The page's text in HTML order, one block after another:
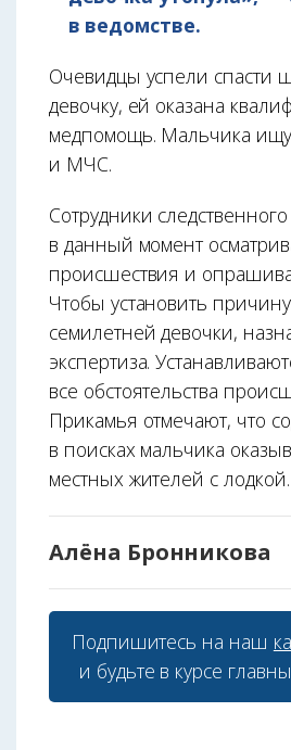
в ведомстве.
Очевидцы успели спасти
девочку, ей оказана
медпомощь. Мальчика
и МЧС.
Сотрудники
в данный момент
происшествия и
Чтобы установить
семилетней девочки,
экспертиза.
все обстоятельства
Прикамья отмечают, что
в поисках мальчика
местных жителей с лодкой.
Алёна Бронникова
Подпишитесь на наш
и будьте в курсе